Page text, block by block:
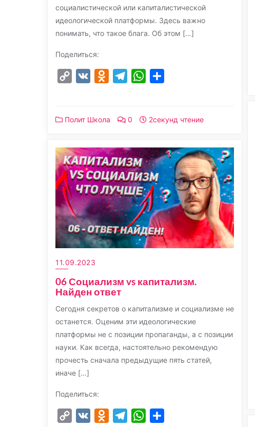
социалистической или капиталистической
идеологической платформы. Здесь важно
понимать, что такое блага. Об этом […]
Поделиться:
Copy
VK Odnoklassniki
TelegramWhatsApp
Полит Школа 0 2секунд чтение
11.09.2023
06 Социализм vs капитализм.
Найден ответ
Сегодня секретов о капитализме и социализме не
останется. Оценим эти идеологические
платформы не с позиции пропаганды, а с позиции
науки. Как всегда, настоятельно рекомендую
прочесть сначала предыдущие пять статей,
иначе […]
Поделиться:
Copy
VK Odnoklassniki
TelegramWhatsApp